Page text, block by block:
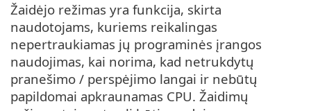
Žaidėjo režimas yra funkcija, skirta
naudotojams, kuriems reikalingas
nepertraukiamas jų programinės įrangos
naudojimas, kai norima, kad netrukdytų
pranešimo / perspėjimo langai ir nebūtų
papildomai apkraunamas CPU. Žaidimų